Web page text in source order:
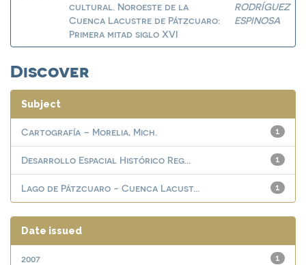
cultural. Noroeste de la
Cuenca Lacustre de Pátzcuaro:
Primera mitad siglo XVI
RODRÍGUEZ
ESPINOSA
Discover
Subject
1
Cartografía – Morelia, Mich.
1
Desarrollo Espacial Histórico Reg...
1
Lago de Pátzcuaro - Cuenca Lacust...
Date issued
1
2007